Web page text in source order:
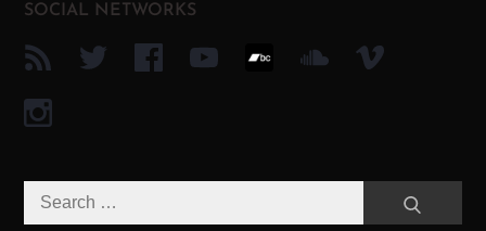
SOCIAL NETWORKS
Search
for: